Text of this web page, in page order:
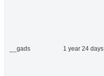
__gads 1 year 24 days